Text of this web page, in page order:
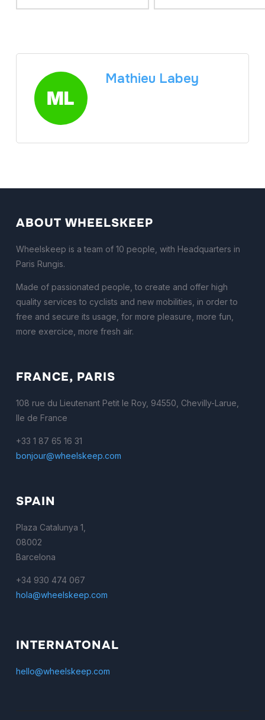
Mathieu Labey
ABOUT WHEELSKEEP
Wheelskeep is a team of 10 people, with Headquarters in
Paris Rungis.
Made of passionated people, to create and offer high
quality services to cyclists and new mobilities, in order to
free and secure its usage, for more pleasure, more fun,
more exercice, more fresh air.
FRANCE, PARIS
108 rue du Lieutenant Petit le Roy, 94550, Chevilly-Larue,
Ile de France
+33 1 87 65 16 31
bonjour@wheelskeep.com
SPAIN
Plaza Catalunya 1,
08002
Barcelona
+34 930 474 067
hola@wheelskeep.com
INTERNATONAL
hello@wheelskeep.com